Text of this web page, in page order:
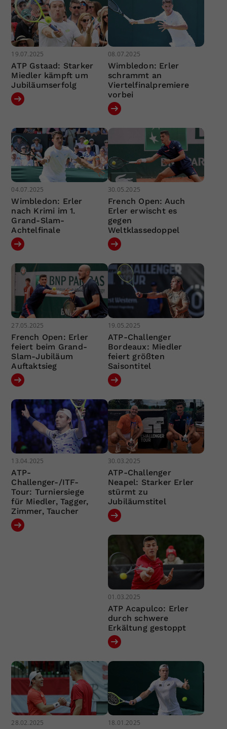
19.07.2025
ATP Gstaad: Starker
Miedler kämpft um
Jubiläumserfolg
08.07.2025
Wimbledon: Erler
schrammt an
Viertelfinalpremiere
vorbei
04.07.2025
Wimbledon: Erler
nach Krimi im 1.
Grand-Slam-
Achtelfinale
30.05.2025
French Open: Auch
Erler erwischt es
gegen
Weltklassedoppel
27.05.2025
French Open: Erler
feiert beim Grand-
Slam-Jubiläum
Auftaktsieg
19.05.2025
ATP-Challenger
Bordeaux: Miedler
feiert größten
Saisontitel
13.04.2025
ATP-
Challenger-/ITF-
Tour: Turniersiege
für Miedler, Tagger,
Zimmer, Taucher
30.03.2025
ATP-Challenger
Neapel: Starker Erler
stürmt zu
Jubiläumstitel
01.03.2025
ATP Acapulco: Erler
durch schwere
Erkältung gestoppt
28.02.2025 18.01.2025